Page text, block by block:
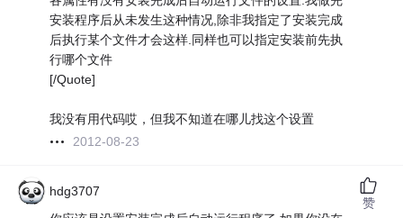
安装程序后从未发生这种情况,除非我指定了安装完成
后执行某个文件才会这样.同样也可以指定安装前先执
行哪个文件
[/Quote]
我没有用代码哎，但我不知道在哪儿找这个设置
2012-08-23
hdg3707
赞